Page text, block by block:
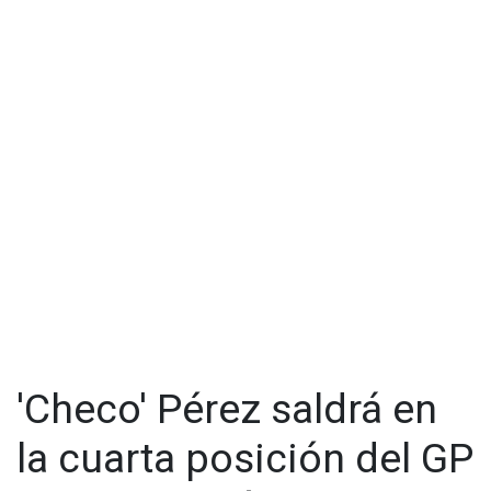
'Checo' Pérez saldrá en
la cuarta posición del GP